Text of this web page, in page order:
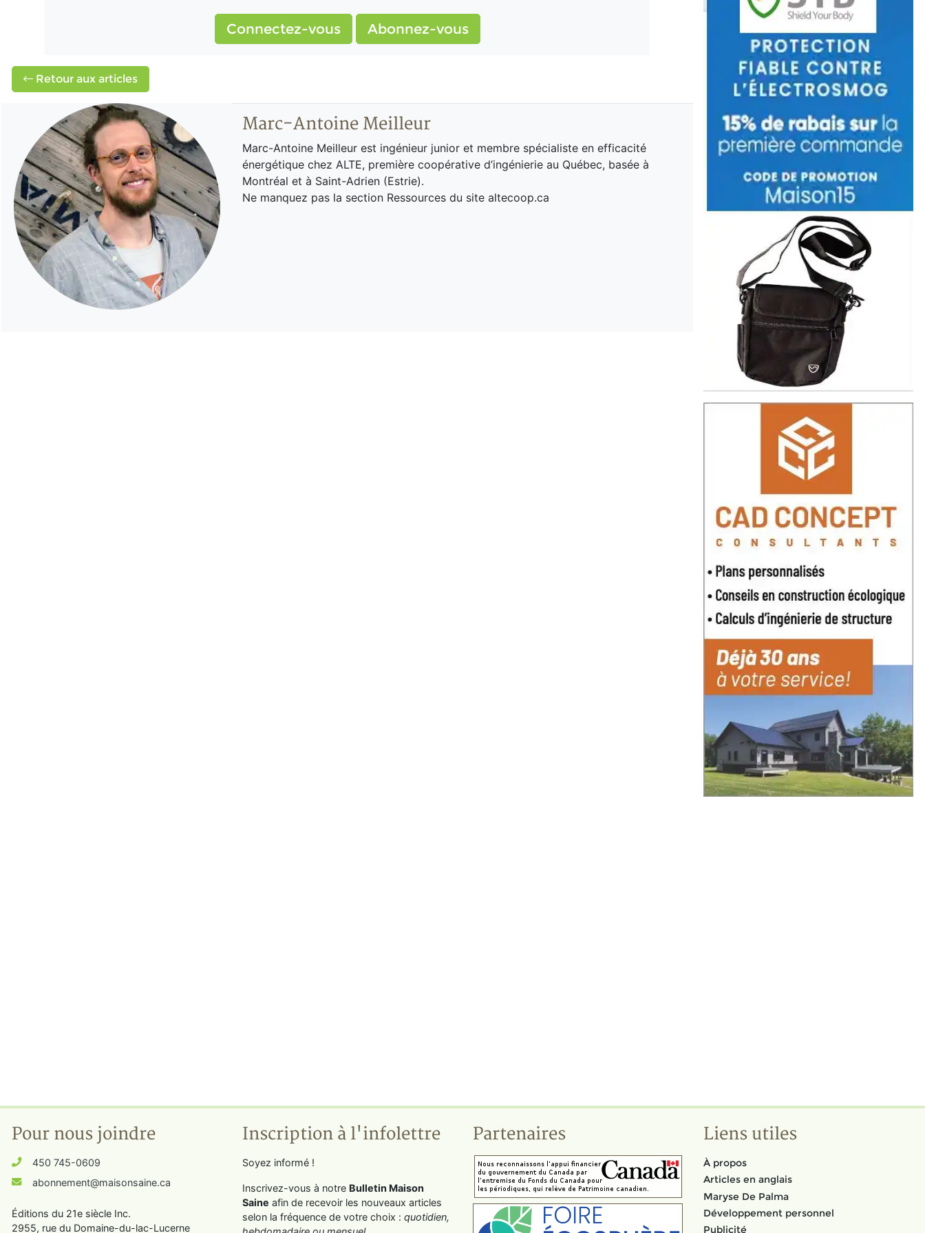
Connectez-vous Abonnez-vous
Retour aux articles
Marc-Antoine Meilleur
Marc-Antoine Meilleur est ingénieur junior et membre spécialiste en efficacité
énergétique chez ALTE, première coopérative d’ingénierie au Québec, basée à
Montréal et à Saint-Adrien (Estrie).
Ne manquez pas la section Ressources du site altecoop.ca
Pour nous joindre
450 745-0609
abonnement@maisonsaine.ca
Éditions du 21e siècle Inc.
2955, rue du Domaine-du-lac-Lucerne
Inscription à l'infolettre
Soyez informé !
Inscrivez-vous à notre Bulletin Maison
Saine afin de recevoir les nouveaux articles
selon la fréquence de votre choix : quotidien,
Partenaires Liens utiles
À propos
Articles en anglais
Maryse De Palma
Développement personnel
Publicité